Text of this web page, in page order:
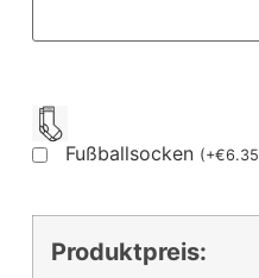
Fußballsocken (+€6.35
Produktpreis: